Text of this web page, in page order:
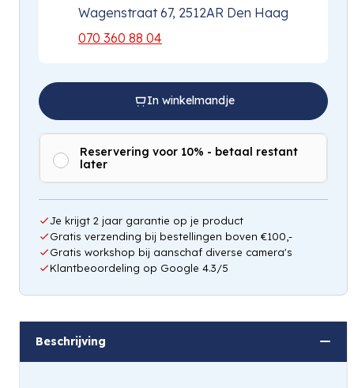
Wagenstraat 67, 2512AR Den Haag
070 360 88 04
In winkelmandje
Reservering voor 10% - betaal restant
later
Je krijgt 2 jaar garantie op je product
Gratis verzending bij bestellingen boven €100,-
Gratis workshop bij aanschaf diverse camera's
Klantbeoordeling op Google 4.3/5
Beschrijving